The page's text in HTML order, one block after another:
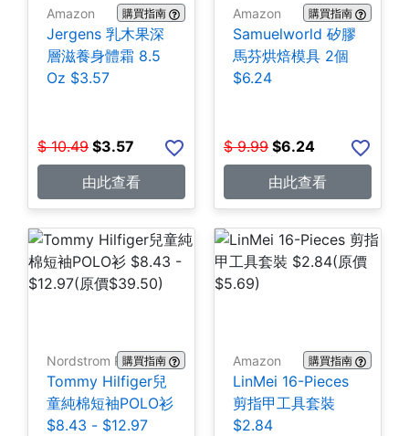
Amazon 購買指南
Jergens 乳木果深
層滋養身體霜 8.5
Oz $3.57
$ 10.49 $3.57
由此查看
Amazon 購買指南
Samuelworld 矽膠
馬芬烘焙模具 2個
$6.24
$ 9.99 $6.24
由此查看
Nordstrom Rack購買指南
Tommy Hilfiger兒
童純棉短袖POLO衫
$8.43 - $12.97
Amazon 購買指南
LinMei 16-Pieces
剪指甲工具套裝
$2.84